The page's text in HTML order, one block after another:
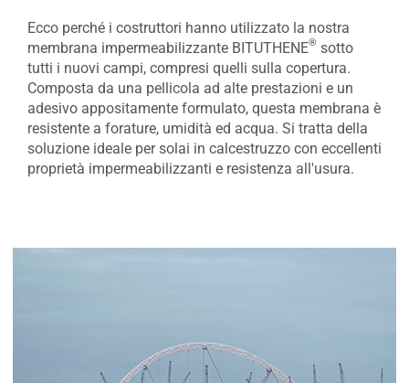
Ecco perché i costruttori hanno utilizzato la nostra
membrana impermeabilizzante BITUTHENE® sotto
tutti i nuovi campi, compresi quelli sulla copertura.
Composta da una pellicola ad alte prestazioni e un
adesivo appositamente formulato, questa membrana è
resistente a forature, umidità ed acqua. Si tratta della
soluzione ideale per solai in calcestruzzo con eccellenti
proprietà impermeabilizzanti e resistenza all'usura.